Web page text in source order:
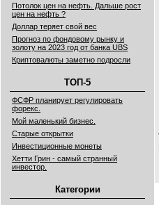
Потолок цен на нефть. Дальше рост
цен на нефть ?
Доллар теряет свой вес
Прогноз по фондовому рынку и
золоту на 2023 год от банка UBS
Криптовалюты заметно подросли
ТОП-5
ФСФР планирует регулировать
форекс.
Мой маленький бизнес.
Старые открытки
Инвестиционные монеты
Хетти Грин - самый странный
инвестор.
Категории